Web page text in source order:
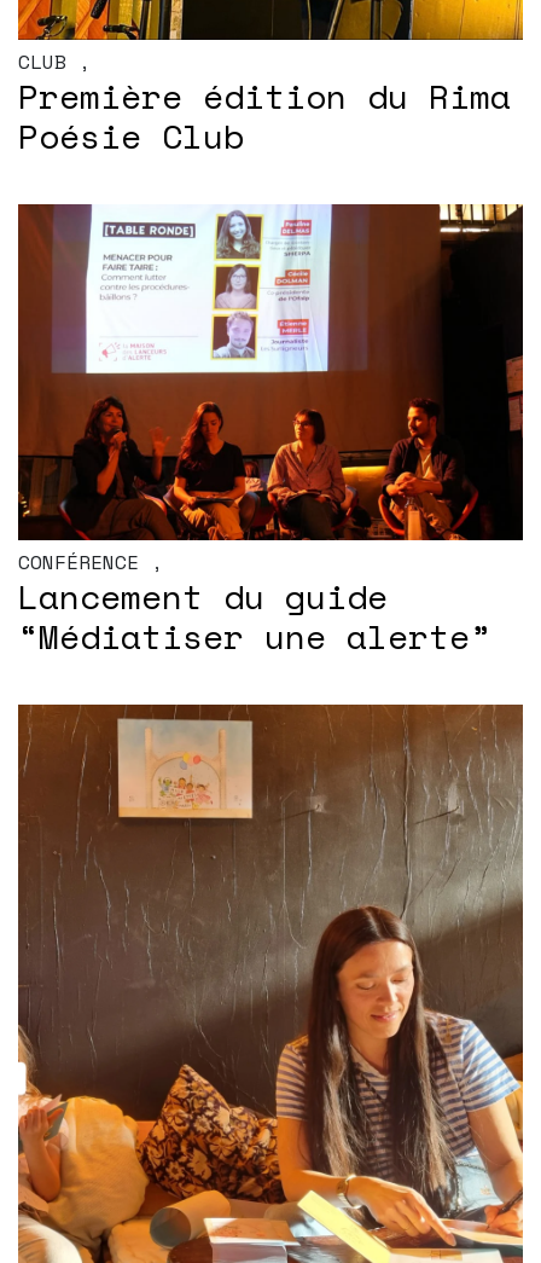
CLUB ,
Première édition du Rima
Poésie Club
CONFÉRENCE ,
Lancement du guide
“Médiatiser une alerte”